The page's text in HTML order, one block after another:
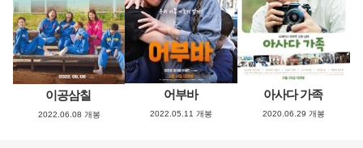
이공삼칠
2022.06.08 개봉
어부바
2022.05.11 개봉
아사다 가족
2020.06.29 개봉